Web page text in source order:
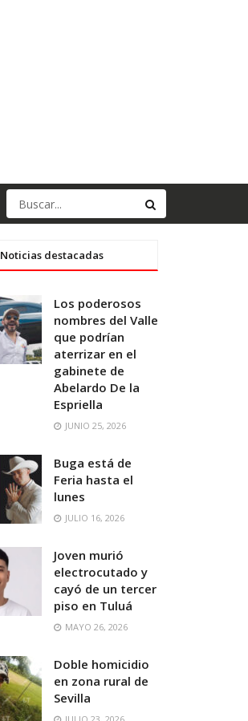
Noticias destacadas
Los poderosos
nombres del Valle
que podrían
aterrizar en el
gabinete de
Abelardo De la
Espriella
JUNIO 25, 2026
Buga está de
Feria hasta el
lunes
JULIO 16, 2026
Joven murió
electrocutado y
cayó de un tercer
piso en Tuluá
MAYO 26, 2026
Doble homicidio
en zona rural de
Sevilla